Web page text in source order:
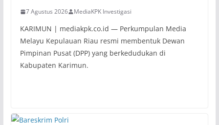
7 Agustus 2026 MediaKPK Investigasi
KARIMUN | mediakpk.co.id — Perkumpulan Media
Melayu Kepulauan Riau resmi membentuk Dewan
Pimpinan Pusat (DPP) yang berkedudukan di
Kabupaten Karimun.